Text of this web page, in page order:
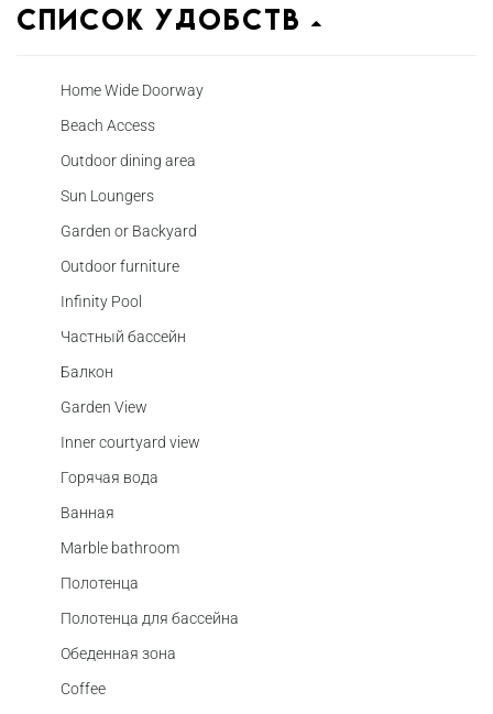
Список удобств
Home Wide Doorway
Beach Access
Outdoor dining area
Sun Loungers
Garden or Backyard
Outdoor furniture
Infinity Pool
Частный бассейн
Балкон
Garden View
Inner courtyard view
Горячая вода
Ванная
Marble bathroom
Полотенца
Полотенца для бассейна
Обеденная зона
Coffee